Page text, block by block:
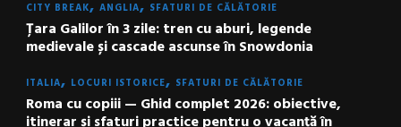
CITY BREAK ANGLIA SFATURI DE CĂLĂTORIE
Țara Galilor în 3 zile: tren cu aburi, legende
medievale și cascade ascunse în Snowdonia
ITALIA LOCURI ISTORICE SFATURI DE CĂLĂTORIE
Roma cu copiii — Ghid complet 2026: obiective,